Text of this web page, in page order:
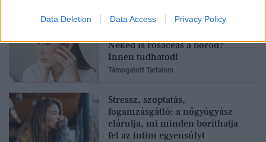
Data Deletion Data Access Privacy Policy
Neked is rosaceás a bőrőd?
Innen tudhatod!
Támogatott Tartalom
Stressz, szoptatás,
fogamzásgátló: a nőgyógyász
elárulja, mi minden boríthatja
fel az intim egyensúlyt